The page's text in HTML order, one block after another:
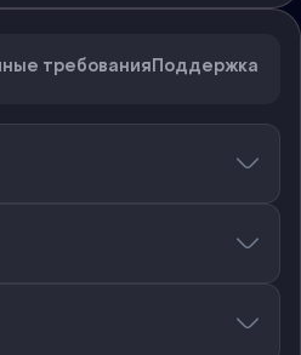
требованияПоддержка